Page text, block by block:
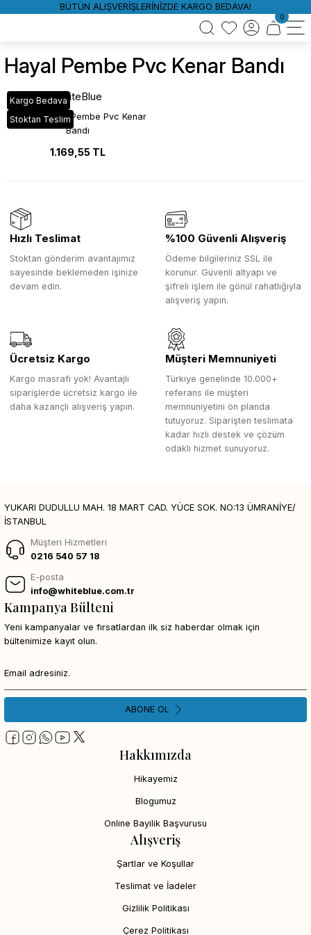
BÜTÜN ALIŞVERİŞLERİNİZDE KARGO BEDAVA!
0
Hayal Pembe Pvc Kenar Bandı
Kargo Bedava
Stoktan Teslim
WhiteBlue
VT_449 Hayal Pembe Pvc Kenar
Bandı
1.169,55 TL
Hızlı Teslimat
Stoktan gönderim avantajımız
sayesinde beklemeden işinize
devam edin.
%100 Güvenli Alışveriş
Ödeme bilgileriniz SSL ile
korunur. Güvenli altyapı ve
şifreli işlem ile gönül rahatlığıyla
alışveriş yapın.
Ücretsiz Kargo
Kargo masrafı yok! Avantajlı
siparişlerde ücretsiz kargo ile
daha kazançlı alışveriş yapın.
Müşteri Memnuniyeti
Türkiye genelinde 10.000+
referans ile müşteri
memnuniyetini ön planda
tutuyoruz. Siparişten teslimata
kadar hızlı destek ve çözüm
odaklı hizmet sunuyoruz.
YUKARI DUDULLU MAH. 18 MART CAD. YÜCE SOK. NO:13 ÜMRANİYE/
İSTANBUL
Müşteri Hizmetleri
0216 540 57 18
E-posta
info@whiteblue.com.tr
Hakkımızda
Hikayemiz
Blogumuz
Online Bayilik Başvurusu
Alışveriş
Şartlar ve Koşullar
Teslimat ve İadeler
Gizlilik Politikası
Çerez Politikası
Kampanya Bülteni
Yeni kampanyalar ve fırsatlardan ilk siz haberdar olmak için
bültenimize kayıt olun.
ABONE OL